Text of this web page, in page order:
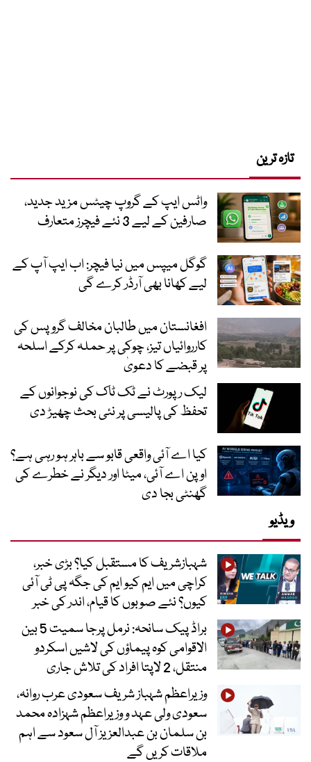
تازہ ترین
واٹس ایپ کے گروپ چیٹس مزید جدید،
صارفین کے لیے 3 نئے فیچرز متعارف
گوگل میپس میں نیا فیچر: اب ایپ آپ کے
لیے کھانا بھی آرڈر کرے گی
افغانستان میں طالبان مخالف گروپس کی
کارروائیاں تیز، چوکی پر حملہ کرکے اسلحہ
پر قبضے کا دعویٰ
لیک رپورٹ نے ٹک ٹاک کی نوجوانوں کے
تحفظ کی پالیسی پر نئی بحث چھیڑ دی
کیا اے آئی واقعی قابو سے باہر ہو رہی ہے؟
اوپن اے آئی، میٹا اور دیگر نے خطرے کی
گھنٹی بجا دی
ویڈیو
شہبازشریف کا مستقبل کیا؟ بڑی خبر،
کراچی میں ایم کیو ایم کی جگہ پی ٹی آئی
کیوں؟ نئے صوبوں کا قیام، اندر کی خبر
براڈ پیک سانحہ: نرمل پرجا سمیت 5 بین
الاقوامی کوہ پیماؤں کی لاشیں اسکردو
منتقل، 2 لاپتا افراد کی تلاش جاری
وزیراعظم شہباز شریف سعودی عرب روانہ،
سعودی ولی عہد و وزیراعظم شہزادہ محمد
بن سلمان بن عبدالعزیز آل سعود سے اہم
ملاقات کریں گے